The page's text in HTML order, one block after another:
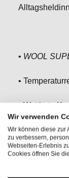
• WOOL
•
• Wattierte
• Praktische
• Vielseitig
Wir verwenden
Wir können diese zur
zu verbessern,
Webseiten-Erlebnis
Cookies öffnen Sie